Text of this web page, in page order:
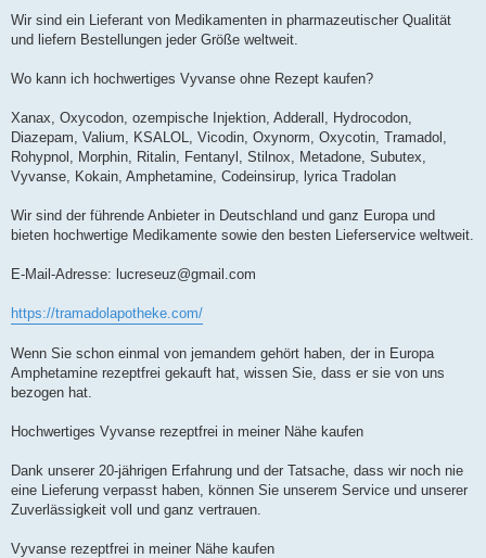
Wir sind ein Lieferant von Medikamenten in pharmazeutischer Qualität
und liefern Bestellungen jeder Größe weltweit.
Wo kann ich hochwertiges Vyvanse ohne Rezept kaufen?
Xanax, Oxycodon, ozempische Injektion, Adderall, Hydrocodon,
Diazepam, Valium, KSALOL, Vicodin, Oxynorm, Oxycotin, Tramadol,
Rohypnol, Morphin, Ritalin, Fentanyl, Stilnox, Metadone, Subutex,
Vyvanse, Kokain, Amphetamine, Codeinsirup, lyrica Tradolan
Wir sind der führende Anbieter in Deutschland und ganz Europa und
bieten hochwertige Medikamente sowie den besten Lieferservice weltweit.
E-Mail-Adresse: lucreseuz@gmail.com
https://tramadolapotheke.com/
Wenn Sie schon einmal von jemandem gehört haben, der in Europa
Amphetamine rezeptfrei gekauft hat, wissen Sie, dass er sie von uns
bezogen hat.
Hochwertiges Vyvanse rezeptfrei in meiner Nähe kaufen
Dank unserer 20-jährigen Erfahrung und der Tatsache, dass wir noch nie
eine Lieferung verpasst haben, können Sie unserem Service und unserer
Zuverlässigkeit voll und ganz vertrauen.
Vyvanse rezeptfrei in meiner Nähe kaufen